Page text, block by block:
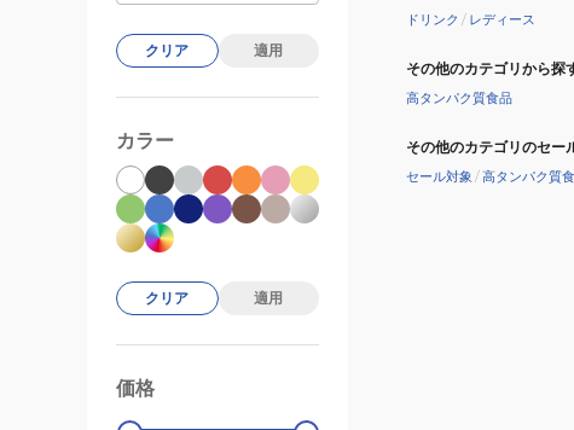
ドリンク / レディース
その他のカテゴリから探
高タンパク質食品
その他のカテゴリのセー
セール対象 /高タンパク質
クリア 適用
カラー
クリア 適用
価格
0